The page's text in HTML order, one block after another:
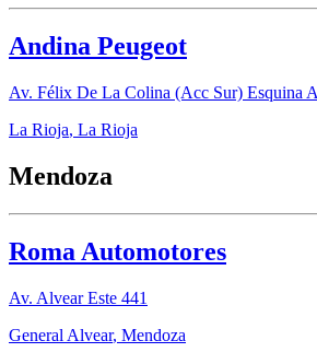
Andina Peugeot
Av. Félix De La Colina (Acc Sur) Esquina
La Rioja, La Rioja
Mendoza
Roma Automotores
Av. Alvear Este 441
General Alvear, Mendoza